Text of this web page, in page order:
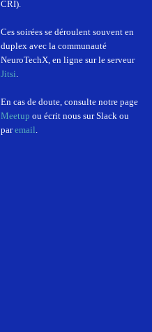
CRI).
Ces soirées se déroulent souvent en
duplex avec la communauté
NeuroTechX, en ligne sur le serveur
Jitsi
En cas de doute, consulte notre page
Meetup ou écrit nous sur Slack ou
paremail